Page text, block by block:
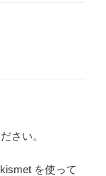
さい。
を使って